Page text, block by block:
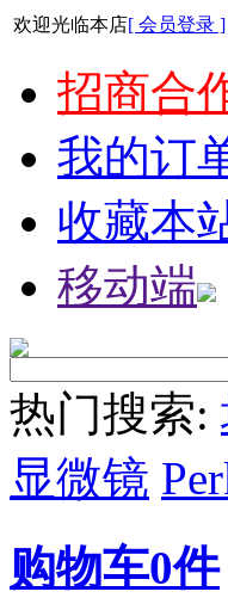
欢迎光临本店[ 会员登录 ]
招商合
我的订
收藏本
移动端
热门搜索:
显微镜
购物车0件